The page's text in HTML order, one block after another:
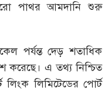
পাথর আমদানি শুরু
পর্যন্ত দেড় শতাধিক
করেছে। এ তথ্য নিশ্চিত
লিমিটেডের পোর্ট